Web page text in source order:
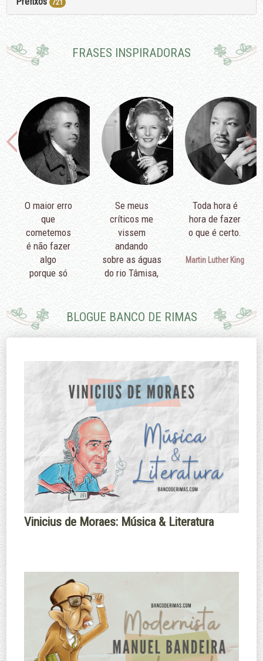
721
FRASES INSPIRADORAS
O maior erro
que
cometemos
é não fazer
algo
porque só
Edmund Burke
Se meus
críticos me
vissem
andando
sobre as águas
do rio Tâmisa,
sei nadar.
Toda hora é
hora de fazer
o que é certo.
Martin Luther King
BLOGUE BANCO DE RIMAS
Vinicius de Moraes: Música & Literatura